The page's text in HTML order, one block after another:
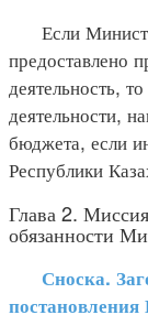
Если
предоставлено
деятельность,
деятельности,
бюджета, если
Республики
Глава 2.
обязанности
Сноска.